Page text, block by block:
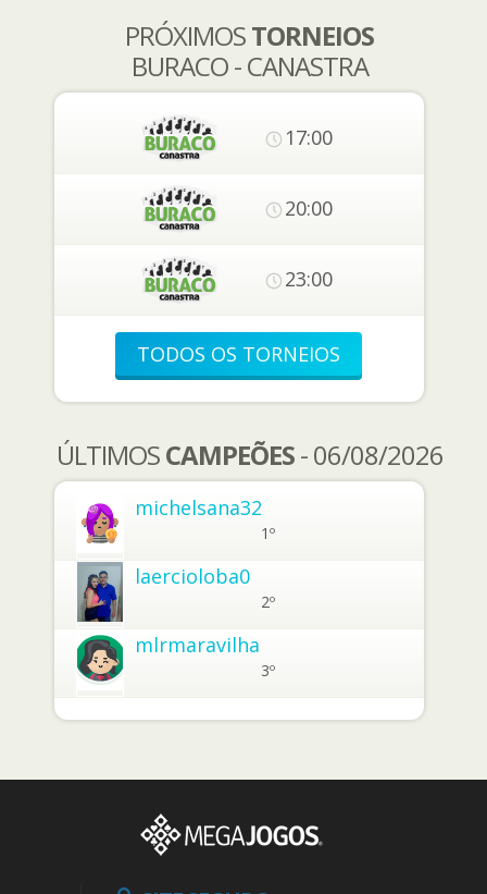
PRÓXIMOSTORNEIOS
BURACO - CANASTRA
17:00
20:00
23:00
TODOS OS TORNEIOS
ÚLTIMOSCAMPEÕES- 06/08/2026
michelsana32
1º
laercioloba0
2º
mlrmaravilha
3º